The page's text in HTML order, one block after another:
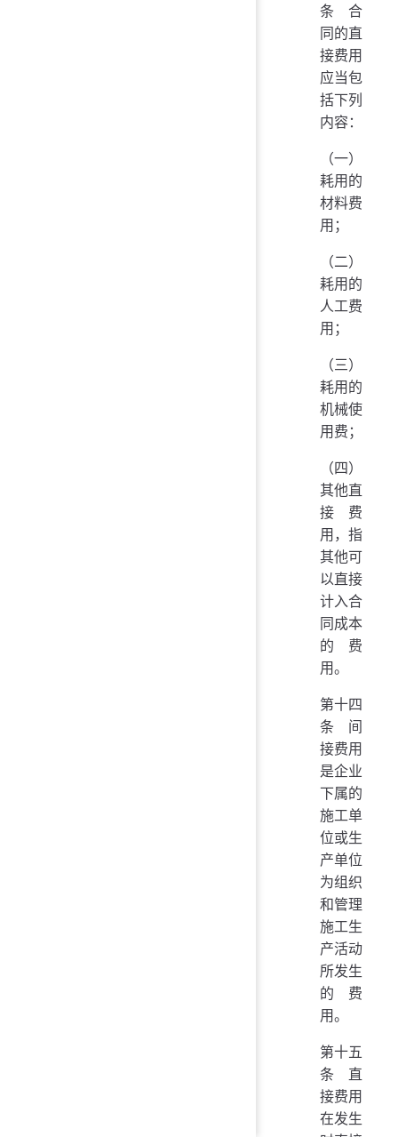
条 合
同的直
接费用
应当包
括下列
内容：
（一）
耗用的
材料费
用；
（二）
耗用的
人工费
用；
（三）
耗用的
机械使
用费；
（四）
其他直
接费
用，指
其他可
以直接
计入合
同成本
的费
用。
第十四
条 间
接费用
是企业
下属的
施工单
位或生
产单位
为组织
和管理
施工生
产活动
所发生
的费
用。
第十五
条 直
接费用
在发生